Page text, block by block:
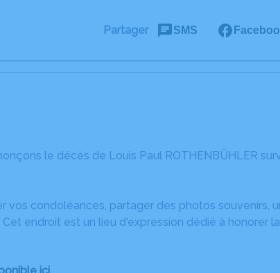
Partager SMS
le décès de Louis Paul ROTHENBÜHLER
vos condoléances, partager des photos souvenirs,
endroit est un lieu d'expression dédié à honorer